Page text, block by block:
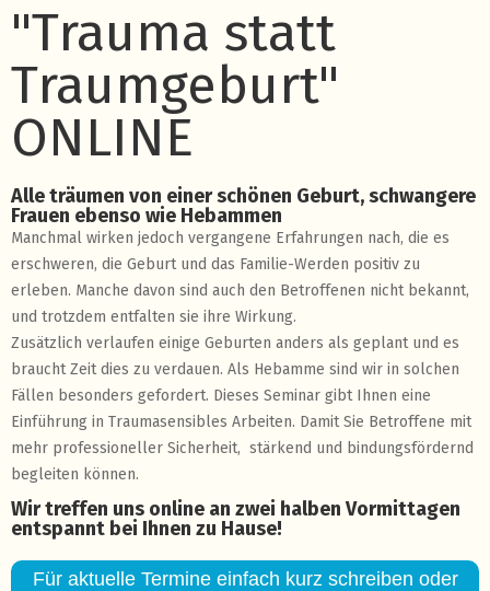
"Trauma statt
Traumgeburt"
ONLINE
Alle träumen von einer schönen Geburt, schwangere
Frauen ebenso wie Hebammen
Manchmal wirken jedoch vergangene Erfahrungen nach, die es
erschweren, die Geburt und das Familie-Werden positiv zu
erleben. Manche davon sind auch den Betroffenen nicht bekannt,
und trotzdem entfalten sie ihre Wirkung.
Zusätzlich verlaufen einige Geburten anders als geplant und es
braucht Zeit dies zu verdauen. Als Hebamme sind wir in solchen
Fällen besonders gefordert. Dieses Seminar gibt Ihnen eine
Einführung in Traumasensibles Arbeiten. Damit Sie Betroffene mit
mehr professioneller Sicherheit, stärkend und bindungsfördernd
begleiten können.
Wir treffen uns online an zwei halben Vormittagen
entspannt bei Ihnen zu Hause!
Für aktuelle Termine einfach kurz schreiben oder